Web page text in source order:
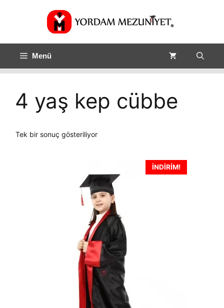
Menü
4 yaş kep cübbe
Tek bir sonuç gösteriliyor
İNDIRIM!